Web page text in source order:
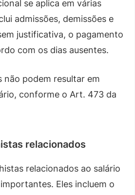
se aplica em várias
admissões, demissões e
justificativa, o pagamento
com os dias ausentes.
não podem resultar em
conforme o Art. 473 da
relacionados
relacionados ao salário
Eles incluem o